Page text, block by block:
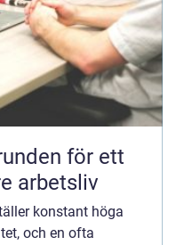
för ett
arbetsliv
konstant höga
och en ofta